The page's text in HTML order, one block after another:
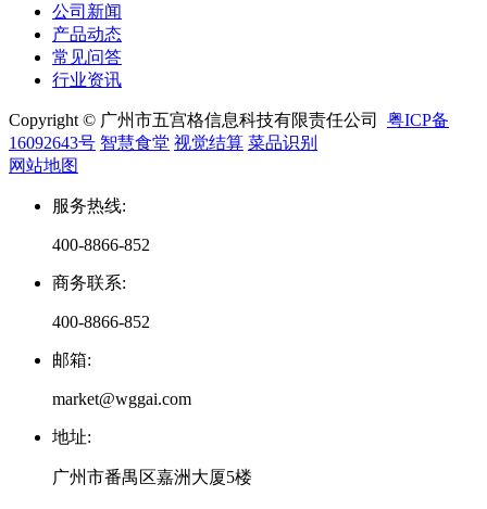
公司新闻
产品动态
常见问答
行业资讯
Copyright © 广州市五宫格信息科技有限责任公司 粤ICP备
16092643号 智慧食堂 视觉结算 菜品识别
网站地图
服务热线:
400-8866-852
商务联系:
400-8866-852
邮箱:
market@wggai.com
地址:
广州市番禺区嘉洲大厦5楼